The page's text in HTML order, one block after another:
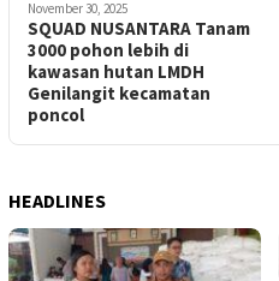
November 30, 2025
SQUAD NUSANTARA Tanam
3000 pohon lebih di
kawasan hutan LMDH
Genilangit kecamatan
poncol
HEADLINES